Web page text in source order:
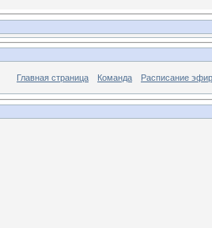
Главная страница Команда Расписание